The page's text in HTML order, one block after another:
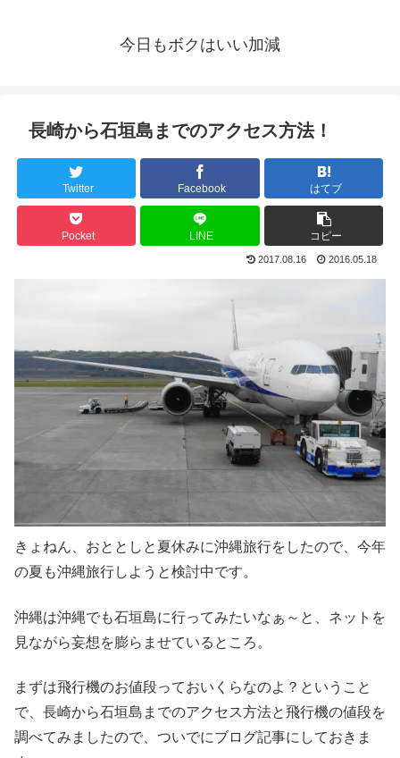
今日もボクはいい加減
長崎から石垣島までのアクセス方法！
Twitter Facebook はてブ
Pocket LINE コピー
2017.08.16 2016.05.18
きょねん、おととしと夏休みに沖縄旅行をしたので、今年
の夏も沖縄旅行しようと検討中です。
沖縄は沖縄でも石垣島に行ってみたいなぁ～と、ネットを
見ながら妄想を膨らませているところ。
まずは飛行機のお値段っておいくらなのよ？ということ
で、長崎から石垣島までのアクセス方法と飛行機の値段を
調べてみましたので、ついでにブログ記事にしておきま